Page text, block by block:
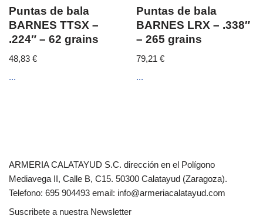
Puntas de bala
BARNES TTSX –
.224″ – 62 grains
48,83 €
...
Puntas de bala
BARNES LRX – .338″
– 265 grains
79,21€
...
ARMERIA CALATAYUD S.C. dirección en el Polígono
Mediavega II, Calle B, C15. 50300 Calatayud (Zaragoza).
Telefono: 695 904493 email: info@armeriacalatayud.com
Suscribete a nuestra Newsletter